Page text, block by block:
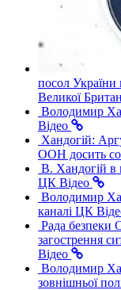
посол України
Великої
Володимир
Відео
Хандогій:
ООН досить
В. Хандогій в
ЦК Відео
Володимир
каналі ЦК
Рада безпеки
загострення
Відео
Володимир
зовнішньої